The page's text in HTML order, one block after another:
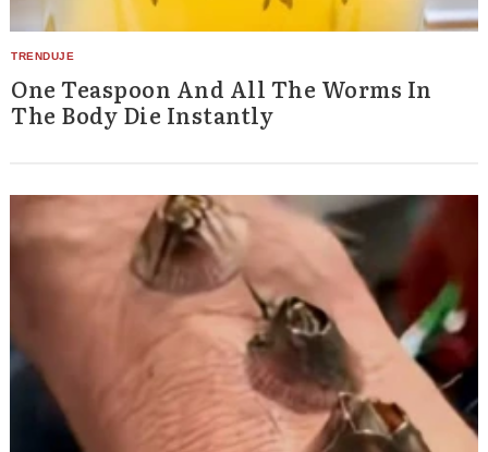
One Teaspoon And All The Worms In
The Body Die Instantly